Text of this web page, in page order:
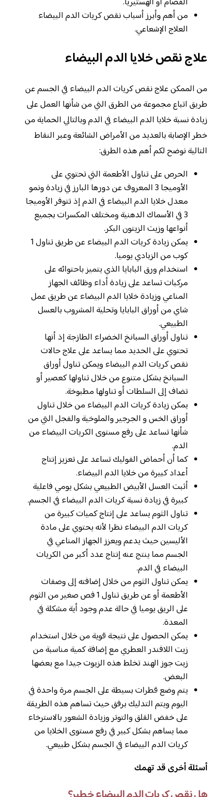
من أهم وأبرز أسباب نقص كريات الدم البيضاء
العلاج الإشعاعي.
علاج نقص خلايا الدم البيضاء
من الممكن علاج نقص كريات الدم البيضاء في الجسم عن
طريق اتباع مجموعة من الطرق التي من شأنها العمل على
زيادة نسبة خلايا الدم البيضاء في الدم وبالتالي الحماية من
خطر الإصابة بالعديد من الأمراض الشائعة وعبر النقاط
التالية نوضح لكم أهم هذه الطرق:
الحرص على تناول الأطعمة التي تحتوي على
الأوميجا 3 المعروف عن دورها البارز في زيادة ونمو
معدل خلايا الدم البيضاء في الدم إذ تتوفر الأوميجا
3 في الأسماك الدهنية ومختلف المكسرات بجميع
أنواعها وزيت الزيتون البكر.
يمكن زيادة كريات الدم البيضاء عن طريق تناول 1
كوب من الزبادي يوميا.
استخدام ورق البابايا الذي يتميز باحتوائه على
مركبات تساعد على زيادة أداء وظائف الجهاز
المناعي وزيادة خلايا الدم البيضاء عن طريق عمل
شاي من أوراق البابايا وتحلية المشروب بالعسل
الطبيعي.
تناول أوراق السبانخ الخضراء الطازجة إذ أنها
تحتوي على الحديد مما يساعد على علاج حالات
نقص كريات الدم البيضاء ويمكن تناول أوراق
السبانخ بشكل متنوع من خلال تناولها كعصير أو
تضاف إلى السلطات أو تناولها مطبوخة.
يمكن زيادة كريات الدم البيضاء من خلال تناول
أوراق الخس و الجرجير والملوخية والفجل التي من
شأنها تساعد على رفع مستوى الكريات البيضاء من
الدم.
كما أن أحماض الفوليك تساعد على تعزيز إنتاج
أعداد كبيرة من خلايا الدم البيضاء.
أثبت العسل الأبيض الطبيعي بشكل يومي فاعلية
كبيرة في زيادة نسبة كريات الدم البيضاء في الجسم.
تناول الثوم يساعد على إنتاج كميات كبيرة من
كريات الدم البيضاء نظرا لأنه يحتوي على مادة
الأليسين حيث يدعم ويعزز الجهاز المناعي في
الجسم مما ينتج عنه إنتاج عدد أكبر من الكريات
البيضاء في الدم.
يمكن تناول الثوم من خلال إضافته إلى وصفات
الأطعمة أو عن طريق تناول 1 فص صغير من الثوم
على الريق يوميا في حالة عدم وجود أية مشكلة في
المعدة.
يمكن الحصول على نتيجة قوية من خلال استخدام
زيت اللافندر العطري مع إضافة كمية مناسبة من
زيت جوز الهند تخلط هذه الزيوت جيدا مع بعضها
البعض.
يتم وضع قطرات بسيطة على الجسم مرة واحدة في
اليوم ويتم التدليك برفق حيث تساهم هذه الطريقة
على خفض القلق والتوتر وزيادة الشعور بالاسترخاء
مما يساهم بشكل كبير في رفع مستوى الخلايا من
كريات الدم البيضاء في الجسم بشكل طبيعي.
أسئلة أخرى قد تهمك